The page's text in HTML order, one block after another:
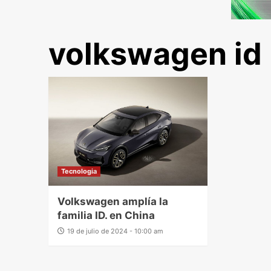
volkswagen id
Tecnologia
Volkswagen amplía la
familia ID. en China
19 de julio de 2024 - 10:00 am